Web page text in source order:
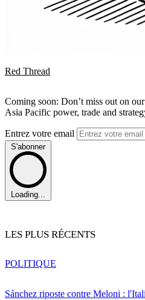
Red Thread
Coming soon: Don’t miss out on
Asia Pacific power, trade and
Entrez votre email
S'abonner
Loading...
LES PLUS RÉCENTS
Sánchez riposte contre Meloni :
POLITIQUE